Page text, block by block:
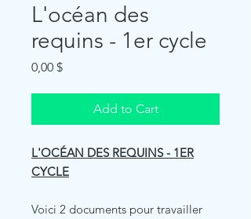
L'océan des
requins - 1er cycle
0,00 $Price
Add to Cart
L'OCÉAN DES REQUINS - 1ER
CYCLE
Voici 2 documents pour travailler